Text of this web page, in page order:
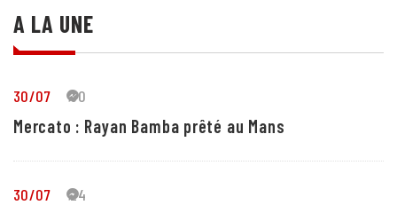
A LA UNE
30/07 30
Mercato : Rayan Bamba prêté au Mans
30/07 24